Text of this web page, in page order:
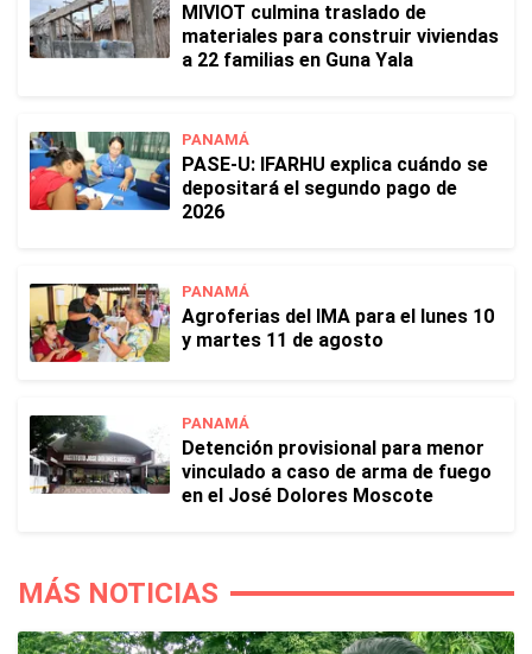
MIVIOT culmina traslado de
materiales para construir viviendas
a 22 familias en Guna Yala
PANAMÁ
PASE-U: IFARHU explica cuándo se
depositará el segundo pago de
2026
PANAMÁ
Agroferias del IMA para el lunes 10
y martes 11 de agosto
PANAMÁ
Detención provisional para menor
vinculado a caso de arma de fuego
en el José Dolores Moscote
MÁS NOTICIAS